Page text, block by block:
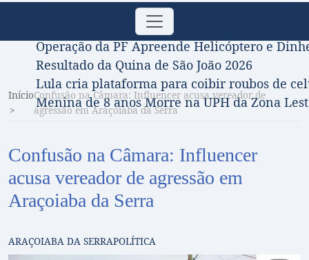
Toggle
navigation
Obituário – Nota de falecimento: 31/07/2026
Comissão Aprova Projeto de Jilmar Tatto
Operação da PF Apreende Helicóptero e
Resultado da Quina de São João 2026
Lula cria plataforma para coibir roubos de
Menina de 8 anos Morre na UPH da Zona
InícioConfusão na Câmara: Influencer acusa vereador de
agressão em Araçoiaba da Serra
Confusão na Câmara: Influencer
acusa vereador de agressão em
Araçoiaba da Serra
ARAÇOIABA DA SERRAPOLÍTICA